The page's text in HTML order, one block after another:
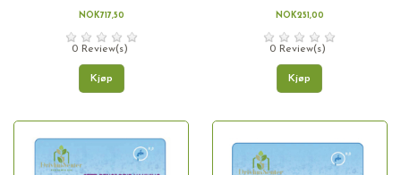
NOK717,50
0 Review(s)
Kjøp
NOK251,00
0 Review(s)
Kjøp